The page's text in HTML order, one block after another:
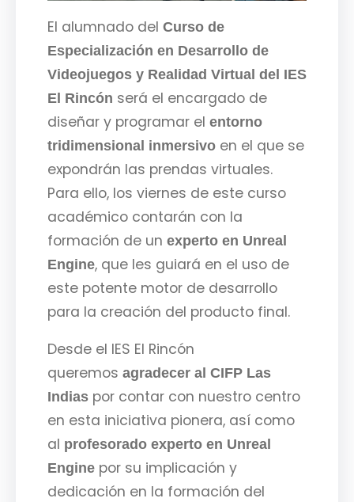
El alumnado del Curso de
Especialización en Desarrollo de
Videojuegos y Realidad Virtual del IES
El Rincón será el encargado de
diseñar y programar el entorno
tridimensional inmersivo en el que se
expondrán las prendas virtuales.
Para ello, los viernes de este curso
académico contarán con la
formación de un experto en Unreal
Engine, que les guiará en el uso de
este potente motor de desarrollo
para la creación del producto final.
Desde el IES El Rincón
queremos agradecer al CIFP Las
Indias por contar con nuestro centro
en esta iniciativa pionera, así como
al profesorado experto en Unreal
Engine por su implicación y
dedicación en la formación del